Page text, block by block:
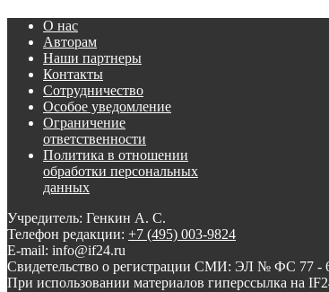
О нас
Авторам
Наши партнеры
Контакты
Сотрудничество
Особое уведомление
Ограничение
ответственности
Политика в отношении
обработки персональных
данных
Учредитель: Генкин А. С.
Телефон редакции: +7 (495) 003-9824
E-mail: info@if24.ru
Свидетельство о регистрации СМИ: ЭЛ № ФС 77 -
При использовании материалов гиперссылка на